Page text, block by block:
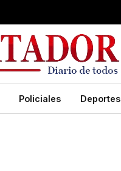
Policiales Deportes